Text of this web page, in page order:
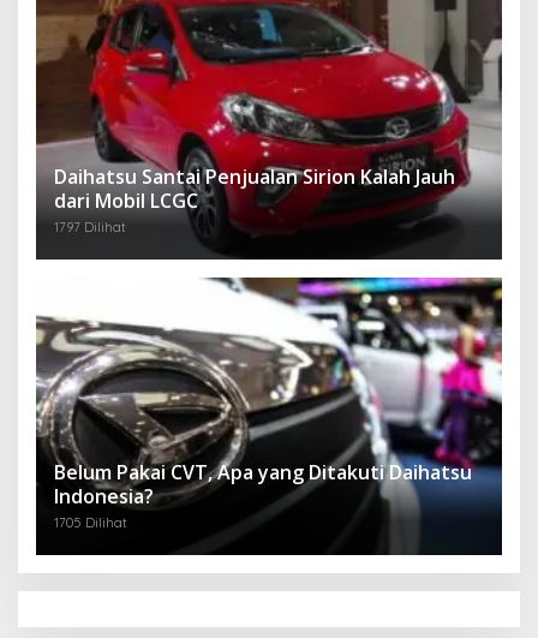
Daihatsu Santai Penjualan Sirion Kalah Jauh
dari Mobil LCGC
1797 Dilihat
Belum Pakai CVT, Apa yang Ditakuti Daihatsu
Indonesia?
1705 Dilihat